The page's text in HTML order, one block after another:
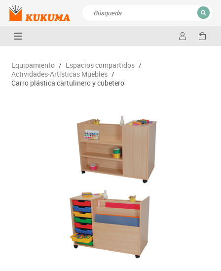
CERRAR
Equipamiento / Espacios compartidos /
Actividades·Artísticas Muebles /
Carro plástica cartulinero y cubetero